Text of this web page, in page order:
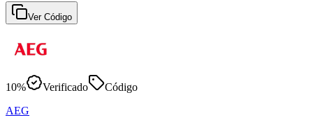
Ver Código
10% Verificado
Código
AEG